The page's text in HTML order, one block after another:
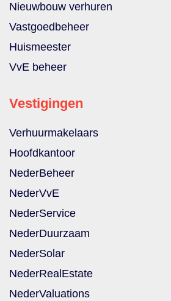
Nieuwbouw verhuren
Vastgoedbeheer
Huismeester
VvE beheer
Vestigingen
Verhuurmakelaars
Hoofdkantoor
NederBeheer
NederVvE
NederService
NederDuurzaam
NederSolar
NederRealEstate
NederValuations